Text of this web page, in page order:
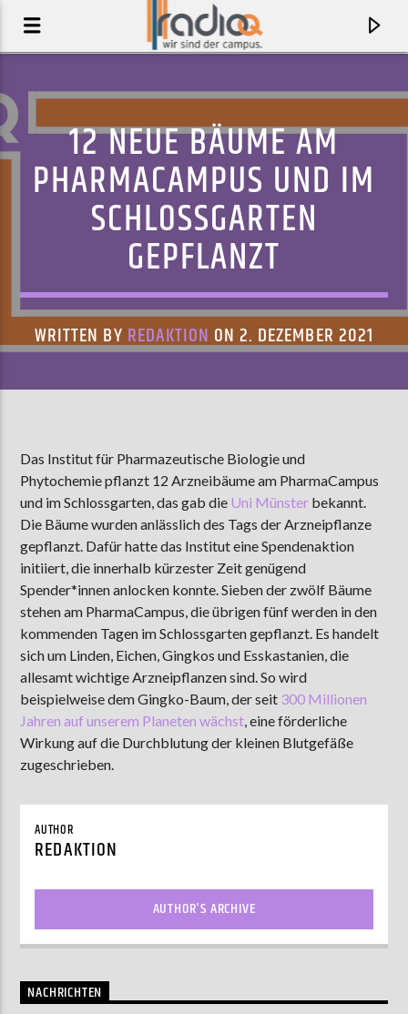
AKTUELLER TRACK
THE VELVET UNDERGROUND
AKTUELLE SENDUNG
MOEBIUS
12:00 24:00
ZU HÖREN IN Steinfurt 103,9 MHz
12 NEUE BÄUME AM
PHARMACAMPUS UND IM
SCHLOSSGARTEN
GEPFLANZT
WRITTEN BY REDAKTION ON 2. DEZEMBER 2021
Das Institut für Pharmazeutische Biologie und
Phytochemie pflanzt 12 Arzneibäume am PharmaCampus
und im Schlossgarten,das gab die Uni Münster bekannt.
Die Bäume wurden anlässlich des Tags der Arzneipflanze
gepflanzt. Dafür hatte das Institut eine Spendenaktion
initiiert, die innerhalb kürzester Zeit genügend
Spender*innen anlocken konnte. Sieben der zwölf Bäume
stehen am PharmaCampus, die übrigen fünf werden in den
kommenden Tagen im Schlossgarten gepflanzt. Es handelt
sich um Linden, Eichen, Gingkos und Esskastanien, die
allesamt wichtige Arzneipflanzen sind. So wird
beispielweise dem Gingko-Baum, der seit 300 Millionen
Jahren auf unserem Planeten wächst, eine förderliche
Wirkung auf die Durchblutung der kleinen Blutgefäße
zugeschrieben.
AUTHOR
REDAKTION
AUTHOR'S ARCHIVE
NACHRICHTEN